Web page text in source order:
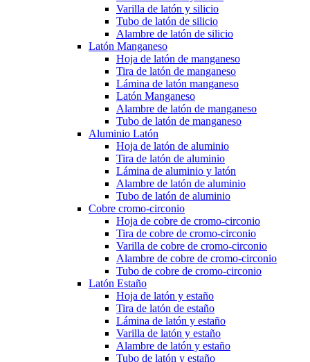
Varilla de latón y silicio
Tubo de latón de silicio
Alambre de latón de silicio
Latón Manganeso
Hoja de latón de manganeso
Tira de latón de manganeso
Lámina de latón manganeso
Latón Manganeso
Alambre de latón de manganeso
Tubo de latón de manganeso
Aluminio Latón
Hoja de latón de aluminio
Tira de latón de aluminio
Lámina de aluminio y latón
Alambre de latón de aluminio
Tubo de latón de aluminio
Cobre cromo-circonio
Hoja de cobre de cromo-circonio
Tira de cobre de cromo-circonio
Varilla de cobre de cromo-circonio
Alambre de cobre de cromo-circonio
Tubo de cobre de cromo-circonio
Latón Estaño
Hoja de latón y estaño
Tira de latón de estaño
Lámina de latón y estaño
Varilla de latón y estaño
Alambre de latón y estaño
Tubo de latón y estaño